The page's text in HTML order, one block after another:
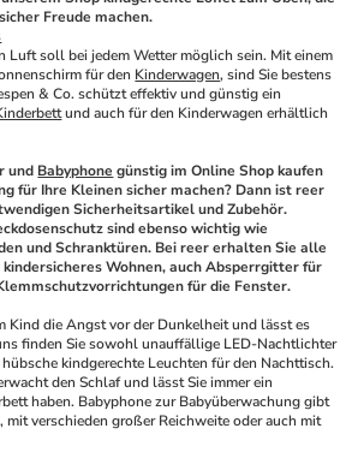
Freude machen.
Luft soll bei jedem Wetter möglich sein. Mit einem
für den Kinderwagen, sind Sie bestens
& Co. schützt effektiv und günstig ein
und auch für den Kinderwagen erhältlich
und Babyphone günstig im Online Shop kaufen
für Ihre Kleinen sicher machen? Dann ist reer
Sicherheitsartikel und Zubehör.
sind ebenso wichtig wie
und Schranktüren. Bei reer erhalten Sie alle
Wohnen, auch Absperrgitter für
für die Fenster.
Kind die Angst vor der Dunkelheit und lässt es
finden Sie sowohl unauffällige LED-Nachtlichter
kindgerechte Leuchten für den Nachttisch.
den Schlaf und lässt Sie immer ein
haben. Babyphone zur Babyüberwachung gibt
verschieden großer Reichweite oder auch mit